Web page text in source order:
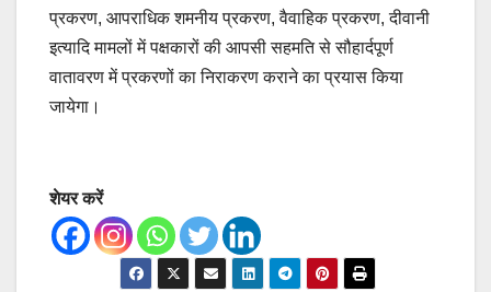
प्रकरण, आपराधिक शमनीय प्रकरण, वैवाहिक प्रकरण, दीवानी
इत्यादि मामलों में पक्षकारों की आपसी सहमति से सौहार्दपूर्ण
वातावरण में प्रकरणों का निराकरण कराने का प्रयास किया
जायेगा।
शेयर करें